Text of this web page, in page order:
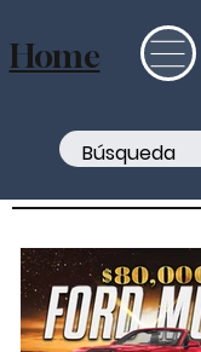
Home